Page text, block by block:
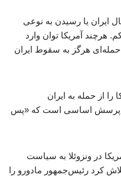
ایران یا رسیدن به نوعی
آمریکا توان وارد
حمله‌ای هرگز به سقوط ایران
را از حمله به ایران
این پرسش اساسی است که «پس
در ونزوئلا به سیاست
کرد رئیس‌جمهور مادورو را